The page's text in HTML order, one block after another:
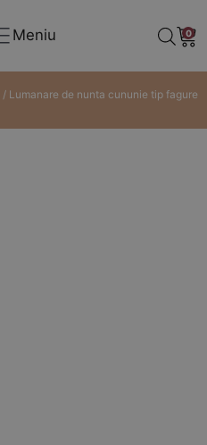
Meniu 0
/ Lumanare de nunta cununie tip fagure